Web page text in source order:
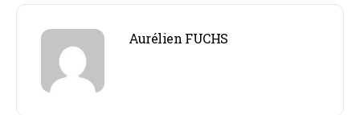
Aurélien FUCHS